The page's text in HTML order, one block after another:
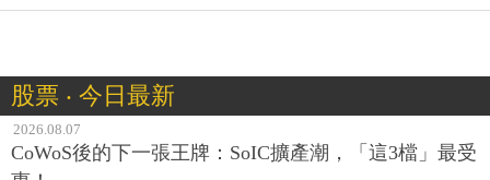
股票 ‧ 今日最新
2026.08.07
CoWoS後的下一張王牌：SoIC擴產潮，「這3檔」最受